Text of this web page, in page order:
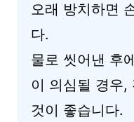
오래 방치하면
다.
물로 씻어낸 후
이 의심될 경우,
것이 좋습니다.